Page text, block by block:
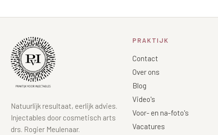
Natuurlijk resultaat, eerlijk advies.
Injectables door cosmetisch arts
drs. Rogier Meulenaar.
PRAKTIJK
Contact
Over ons
Blog
Video's
Voor- en na-foto's
Vacatures